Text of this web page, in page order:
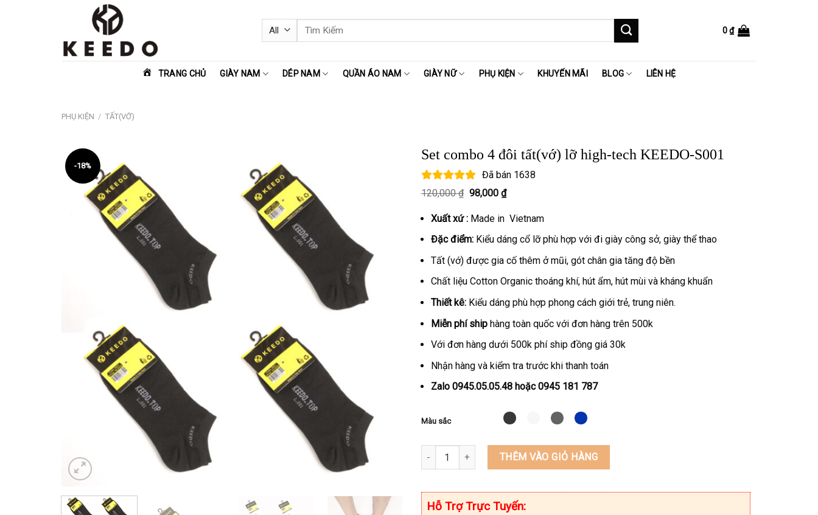
Tìm
kiếm:
0₫
TRANG CHỦ GIÀY NAM DÉP NAM QUẦN ÁO NAM GIÀY NỮ PHỤ KIỆN KHUYẾN MÃI BLOG LIÊN HỆ
PHỤ KIỆN / TẤT(VỚ)
-18%
Set combo 4 đôi tất(vớ) lỡ high-tech KEEDO-S001
Đã bán 1638
120,000₫ Giá
120,000 ₫.
98,000 ₫Giá
hiện
là:
Xuất xứ :Made in Vietnam
Đặc điểm:Kiểu dáng cổ lỡ phù hợp với đi giày công sở, giày thể thao
Tất (vớ) được gia cố thêm ở mũi, gót chân gia tăng độ bền
Chất liệu Cotton Organic thoáng khí, hút ẩm, hút mùi và kháng khuẩn
Thiết kê:Kiểu dáng phù hợp phong cách giới trẻ, trung niên.
Miễn phí shiphàng toàn quốc với đơn hàng trên 500k
Với đơn hàng dưới 500k phí ship đồng giá 30k
Nhận hàng và kiểm tra trước khi thanh toán
Zalo 0945.05.05.48 hoặc 0945 181 787
Màu sắc
Set combo 4 đôi tất(vớ) lỡ high-tech KEEDO-S001 số lượng
THÊM VÀO GIỎ HÀNG
Hỗ Trợ Trực Tuyến: